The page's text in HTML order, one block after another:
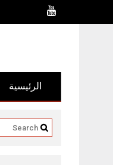
الرئيسية